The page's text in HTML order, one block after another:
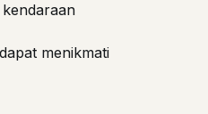
menikmati